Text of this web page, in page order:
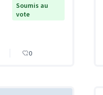
Soumis au
vote
0